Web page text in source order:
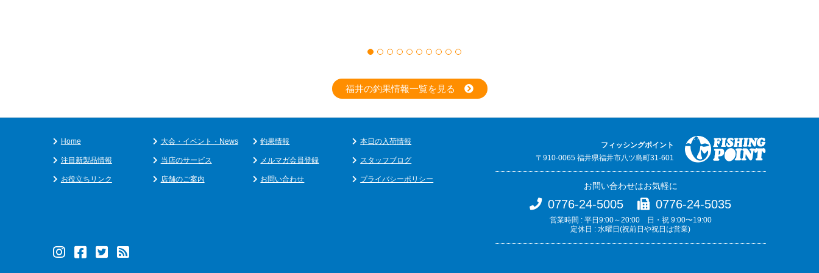
福井の釣果情報一覧を見る
Home 大会・イベント・News 釣果情報 本日の入荷情報
注目新製品情報 当店のサービス メルマガ会員登録 スタッフブログ
お役立ちリンク 店舗のご案内 お問い合わせ プライバシーポリシー
フィッシングポイント
〒910-0065 福井県福井市八ツ島町31-601
お問い合わせはお気軽に
0776-24-5005 0776-24-5035
営業時間 : 平日9:00～20:00 日・祝 9:00〜19:00
定休日 : 水曜日(祝前日や祝日は営業)